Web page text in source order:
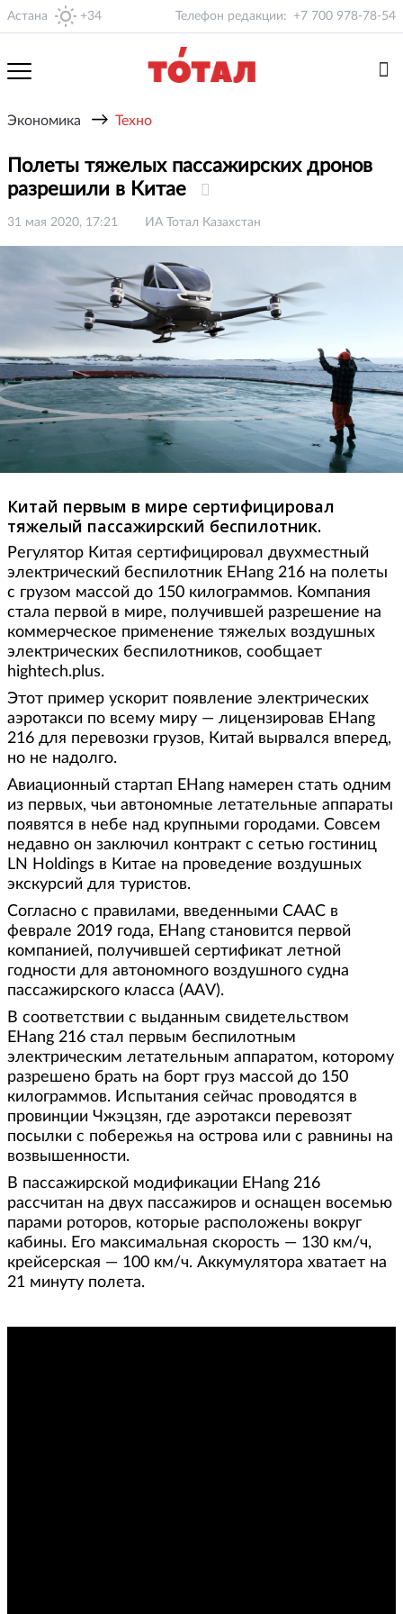
Астана +34 Телефон редакции: +7 700 978-78-54
Экономика → Техно
Полеты тяжелых пассажирских дронов
разрешили в Китае
31 мая 2020, 17:21 ИА Тотал Казахстан
Китай первым в мире сертифицировал
тяжелый пассажирский беспилотник.
Регулятор Китая сертифицировал двухместный
электрический беспилотник EHang 216 на полеты
с грузом массой до 150 килограммов. Компания
стала первой в мире, получившей разрешение на
коммерческое применение тяжелых воздушных
электрических беспилотников, сообщает
hightech.plus.
Этот пример ускорит появление электрических
аэротакси по всему миру — лицензировав EHang
216 для перевозки грузов, Китай вырвался вперед,
но не надолго.
Авиационный стартап EHang намерен стать одним
из первых, чьи автономные летательные аппараты
появятся в небе над крупными городами. Совсем
недавно он заключил контракт с сетью гостиниц
LN Holdings в Китае на проведение воздушных
экскурсий для туристов.
Согласно с правилами, введенными CAAC в
феврале 2019 года, EHang становится первой
компанией, получившей сертификат летной
годности для автономного воздушного судна
пассажирского класса (AAV).
В соответствии с выданным свидетельством
EHang 216 стал первым беспилотным
электрическим летательным аппаратом, которому
разрешено брать на борт груз массой до 150
килограммов. Испытания сейчас проводятся в
провинции Чжэцзян, где аэротакси перевозят
посылки с побережья на острова или с равнины на
возвышенности.
В пассажирской модификации EHang 216
рассчитан на двух пассажиров и оснащен восемью
парами роторов, которые расположены вокруг
кабины. Его максимальная скорость — 130 км/ч,
крейсерская — 100 км/ч. Аккумулятора хватает на
21 минуту полета.